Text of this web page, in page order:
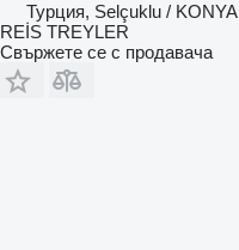
Турция, Selçuklu / KONYA
REİS TREYLER
Свържете се с продавача